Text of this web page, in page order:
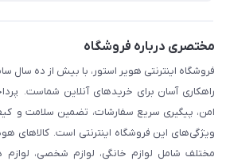
مختصری درباره فروشگاه
فروشگاه اینترنتی هویر استور، با بیش از ده سال
راهکاری آسان برای خریدهای آنلاین شماست.
امن، پیگیری سریع سفارشات، تضمین سلامت و
ویژگی‌های این فروشگاه اینترنتی است. کالاهای
مختلف شامل لوازم خانگی، لوازم شخصی،